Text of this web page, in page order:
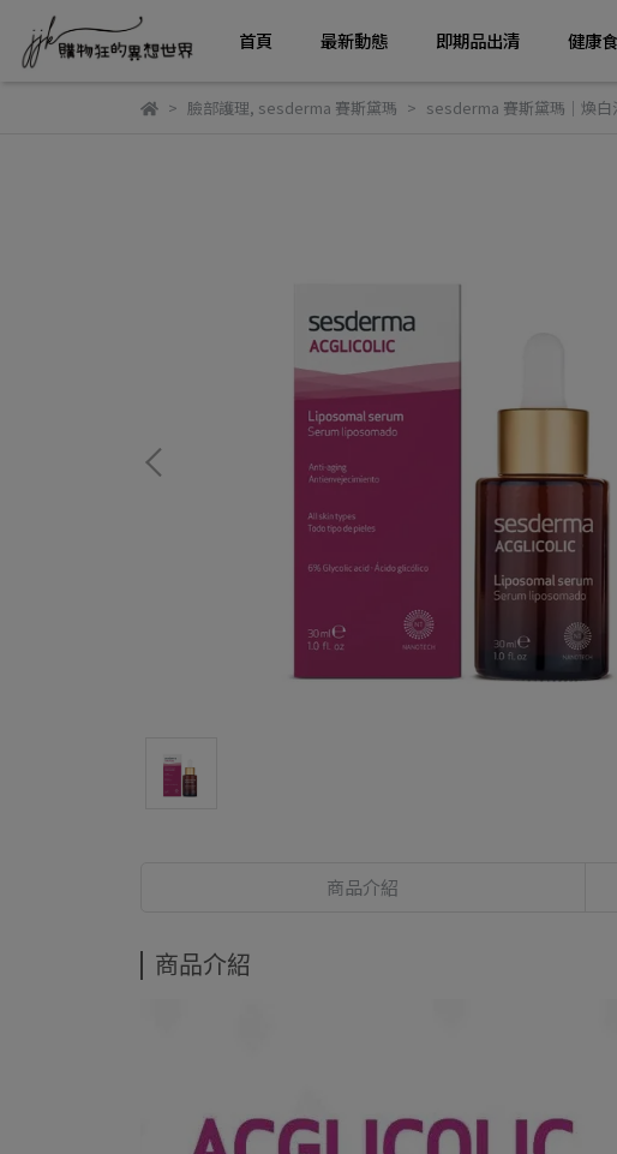
首頁 最新動態 即期品出清 健康
臉部護理, sesderma 賽斯黛瑪 sesderma 賽斯黛瑪｜煥白
商品介紹
商品介紹